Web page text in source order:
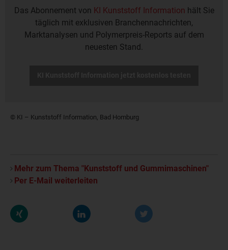
Das Abonnement von KI Kunststoff Information hält Sie
täglich mit exklusiven Branchennachrichten,
Marktanalysen und Polymerpreis-Reports auf dem
neuesten Stand.
© KI – Kunststoff Information, Bad Homburg
Mehr zum Thema "Kunststoff und Gummimaschinen"
Per E-Mail weiterleiten